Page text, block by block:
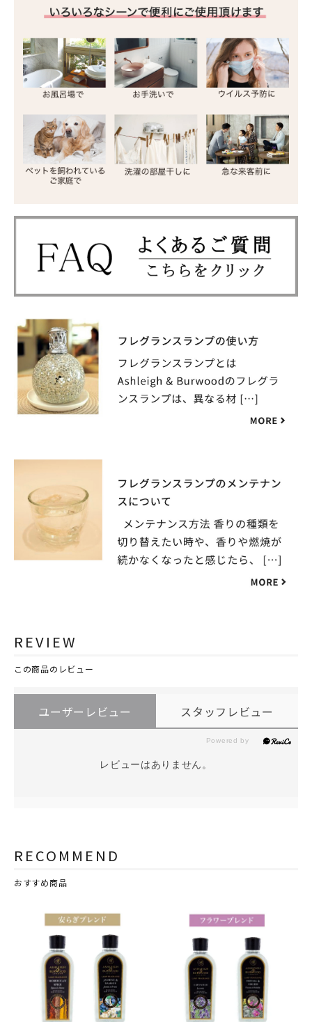
REVIEW
この商品のレビュー
ユーザーレビュー スタッフレビュー
レビューはありません。
RECOMMEND
おすすめ商品